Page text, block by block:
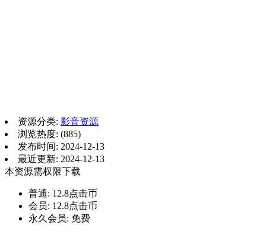
资源分类: 影音资源
浏览热度: (885)
发布时间: 2024-12-13
最近更新: 2024-12-13
本资源需权限下载
普通: 12.8点击币
会员: 12.8点击币
永久会员: 免费